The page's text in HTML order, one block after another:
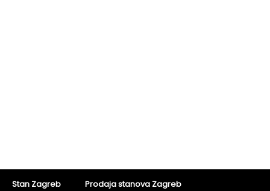
Stan Zagreb Prodaja stanova Zagreb